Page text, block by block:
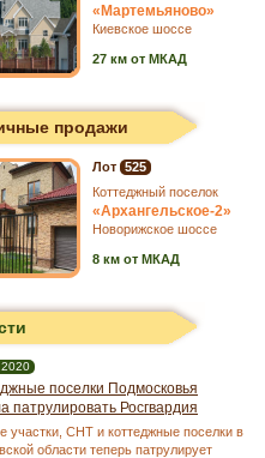
«Мартемьяново»
Киевское шоссе
27 км от МКАД
продажи
Лот 525
Коттеджный поселок
«Архангельское-2»
Новорижское шоссе
8 км от МКАД
поселки Подмосковья
патрулировать Росгвардия
участки, СНТ и коттеджные поселки в
области теперь патрулирует